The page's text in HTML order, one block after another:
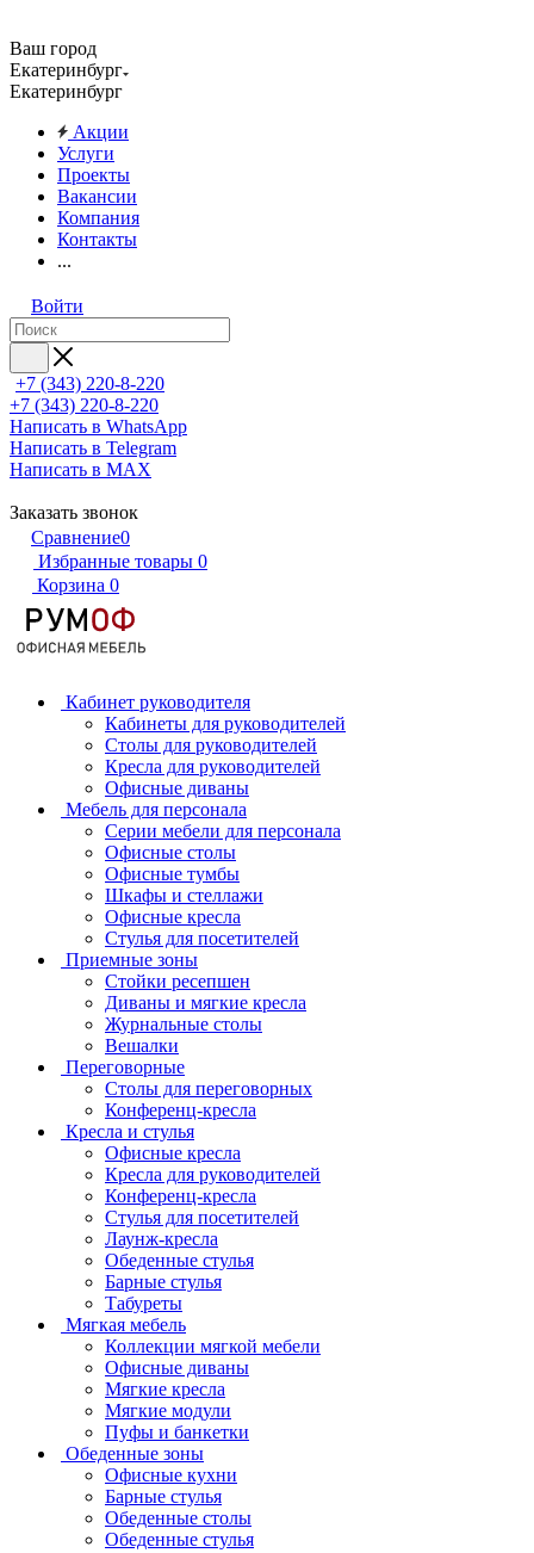
Ваш город
Екатеринбург
Екатеринбург
Акции
Услуги
Проекты
Вакансии
Компания
Контакты
...
Войти
+7 (343) 220-8-220
+7 (343) 220-8-220
Написать в WhatsApp
Написать в Telegram
Написать в MAX
Заказать звонок
Сравнение0
Избранные товары 0
Корзина 0
Кабинет руководителя
Кабинеты для руководителей
Столы для руководителей
Кресла для руководителей
Офисные диваны
Мебель для персонала
Серии мебели для персонала
Офисные столы
Офисные тумбы
Шкафы и стеллажи
Офисные кресла
Стулья для посетителей
Приемные зоны
Стойки ресепшен
Диваны и мягкие кресла
Журнальные столы
Вешалки
Переговорные
Столы для переговорных
Конференц-кресла
Кресла и стулья
Офисные кресла
Кресла для руководителей
Конференц-кресла
Стулья для посетителей
Лаунж-кресла
Обеденные стулья
Барные стулья
Табуреты
Мягкая мебель
Коллекции мягкой мебели
Офисные диваны
Мягкие кресла
Мягкие модули
Пуфы и банкетки
Обеденные зоны
Офисные кухни
Барные стулья
Обеденные столы
Обеденные стулья